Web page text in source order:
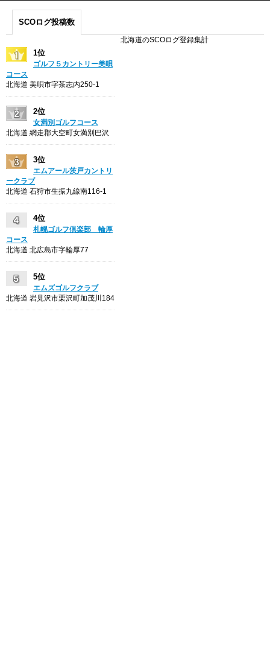
SCOログ投稿数
北海道のSCOログ登録集計
1位
ゴルフ５カントリー美唄
コース
北海道 美唄市字茶志内250-1
2位
女満別ゴルフコース
北海道 網走郡大空町女満別巴沢
3位
エムアール茨戸カントリ
ークラブ
北海道 石狩市生振九線南116-1
4位
札幌ゴルフ倶楽部 輪厚
コース
北海道 北広島市字輪厚77
5位
エムズゴルフクラブ
北海道 岩見沢市栗沢町加茂川184